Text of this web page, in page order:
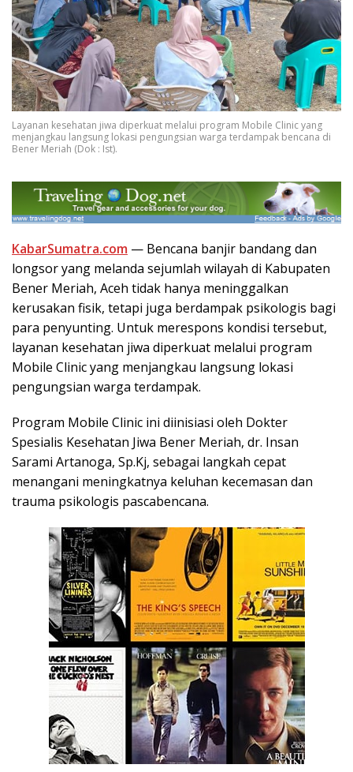
Layanan kesehatan jiwa diperkuat melalui program Mobile Clinic yang
menjangkau langsung lokasi pengungsian warga terdampak bencana di
Bener Meriah (Dok : Ist).
KabarSumatra.com — Bencana banjir bandang dan
longsor yang melanda sejumlah wilayah di Kabupaten
Bener Meriah, Aceh tidak hanya meninggalkan
kerusakan fisik, tetapi juga berdampak psikologis bagi
para penyunting. Untuk merespons kondisi tersebut,
layanan kesehatan jiwa diperkuat melalui program
Mobile Clinic yang menjangkau langsung lokasi
pengungsian warga terdampak.
Program Mobile Clinic ini diinisiasi oleh Dokter
Spesialis Kesehatan Jiwa Bener Meriah, dr. Insan
Sarami Artanoga, Sp.Kj, sebagai langkah cepat
menangani meningkatnya keluhan kecemasan dan
trauma psikologis pascabencana.